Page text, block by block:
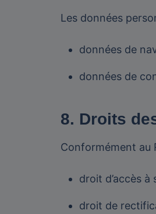
Les données
données de
données de
8. Droits
Conformément au
droit d’accès à
droit de